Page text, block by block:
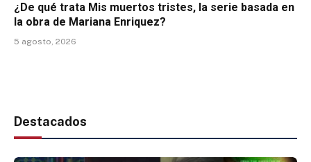
¿De qué trata Mis muertos tristes, la serie basada en
la obra de Mariana Enriquez?
5 agosto, 2026
Destacados